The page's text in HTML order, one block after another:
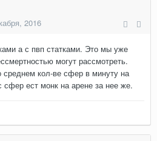
2016
а с пвп статками. Это мы уже
могут рассмотреть.
кол-ве сфер в минуту на
ест монк на арене за нее же.